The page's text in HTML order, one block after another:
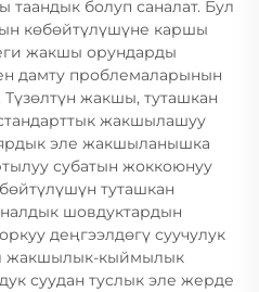
таандык болуп саналат. Бул
көбөйтүлүшүне каршы
жакшы орундарды
дамту проблемаларынын
жакшы, туташкан
жакшылашуу
эле жакшыланышка
субатын жоккоюнуу
туташкан
шовдуктардын
деңгээлдөгү суучулук
жакшылык-кыймылык
суудан туслык эле жерде